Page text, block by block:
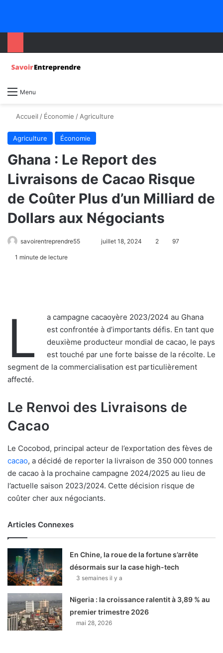
Menu
Accueil / Économie /Agriculture
Agriculture Économie
Ghana : Le Report des
Livraisons de Cacao Risque
de Coûter Plus d’un Milliard de
Dollars aux Négociants
savoirentreprendre55 juillet 18, 2024 2 97
1 minute de lecture
L
a campagne cacaoyère 2023/2024 au Ghana
est confrontée à d’importants défis. En tant que
deuxième producteur mondial de cacao, le pays
est touché par une forte baisse de la récolte. Le
segment de la commercialisation est particulièrement
affecté.
Le Renvoi des Livraisons de
Cacao
Le Cocobod, principal acteur de l’exportation des fèves de
cacao, a décidé de reporter la livraison de 350 000 tonnes
de cacao à la prochaine campagne 2024/2025 au lieu de
l’actuelle saison 2023/2024. Cette décision risque de
coûter cher aux négociants.
Articles Connexes
En Chine, la roue de la fortune s’arrête
désormais sur la case high-tech
3 semaines il y a
Nigeria : la croissance ralentit à 3,89 % au
premier trimestre 2026
mai 28, 2026